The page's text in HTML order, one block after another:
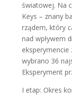
światowej. Na
Keys – znany
rządem, który
nad wpływem
eksperymencie
wybrano 36
Eksperyment
I etap: Okres